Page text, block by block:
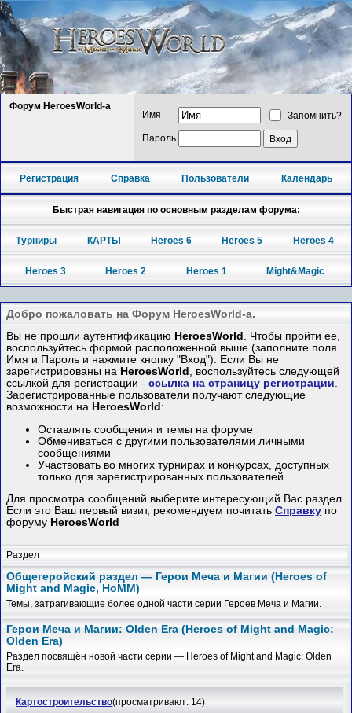
Форум HeroesWorld-а
Имя Запомнить?
Пароль
Регистрация Справка Пользователи Календарь
Быстрая навигация по основным разделам форума:
Турниры КАРТЫ Heroes 6 Heroes 5 Heroes 4
Heroes 3 Heroes 2 Heroes 1 Might&Magic
Добро пожаловать на Форум HeroesWorld-а.
Вы не прошли аутентификацию HeroesWorld . Чтобы пройти ее,
воспользуйтесь формой расположенной выше (заполните поля
Имя и Пароль и нажмите кнопку "Вход"). Если Вы не
зарегистрированы на HeroesWorld , воспользуйтесь следующей
ссылкой для регистрации - ссылка на страницу регистрации.
Зарегистрированные пользователи получают следующие
возможности на HeroesWorld :
Оставлять сообщения и темы на форуме
Обмениваться с другими пользователями личными
сообщениями
Участвовать во многих турнирах и конкурсах, доступных
только для зарегистрированных пользователей
Для просмотра сообщений выберите интересующий Вас раздел.
Если это Ваш первый визит, рекомендуем почитать Справку по
форуму HeroesWorld
Раздел
Общегеройский раздел — Герои Меча и Магии (Heroes of
Might and Magic, HoMM)
Темы, затрагивающие более одной части серии Героев Меча и Магии.
Герои Меча и Магии: Olden Era (Heroes of Might and Magic:
Olden Era)
Раздел посвящён новой части серии — Heroes of Might and Magic: Olden
Era.
Картостроительство(просматривают: 14)